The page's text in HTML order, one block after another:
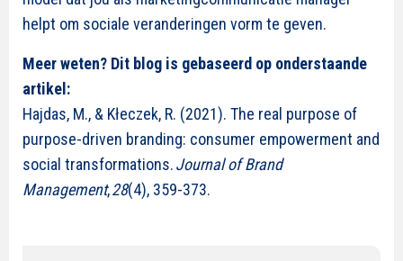
helpt om sociale veranderingen vorm te geven.
Meer weten? Dit blog is gebaseerd op onderstaande
artikel:
Hajdas, M., & Kłeczek, R. (2021). The real purpose of
purpose-driven branding: consumer empowerment and
social transformations.Journal of Brand
Management,28(4), 359-373.